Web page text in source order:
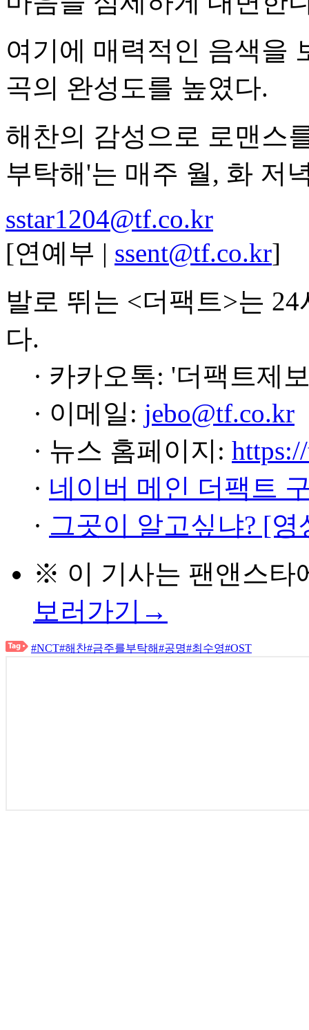
여기에 매력적인 음색을
곡의 완성도를 높였다.
해찬의 감성으로 로맨스
부탁해'는 매주 월, 화 저
sstar1204@tf.co.kr
[연예부 | ssent@tf.co.kr]
발로 뛰는 <더팩트>는
다.
· 카카오톡: '더팩트제
· 이메일: jebo@tf.co.kr
· 뉴스 홈페이지:
· 네이버 메인 더팩트
· 그곳이 알고싶냐? [
※ 이 기사는 팬앤스타
보러가기→
#NCT#해찬#금주를부탁해#공명#최수영#OST